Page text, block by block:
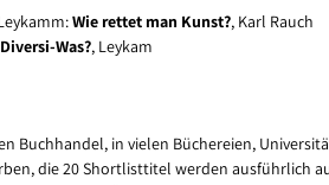
Wie rettet man Kunst?, Karl Rauch
Was?, Leykam
Buchhandel, in vielen Büchereien,
die 20 Shortlisttitel werden ausführlich